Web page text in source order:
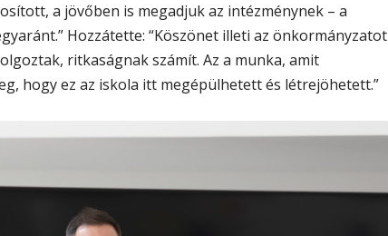
a jövőben is megadjuk az intézménynek – a
Hozzátette: “Köszönet illeti az önkormányzatot
ritkaságnak számít. Az a munka, amit
hogy ez az iskola itt megépülhetett és létrejöhetett.”